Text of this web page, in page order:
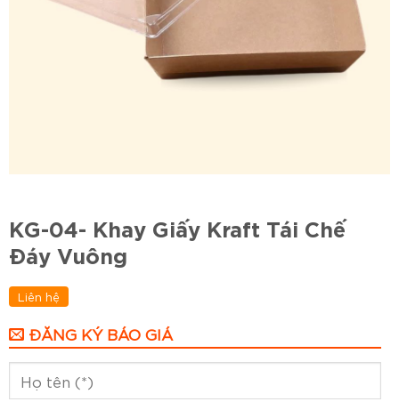
KG-04- Khay Giấy Kraft Tái Chế
Đáy Vuông
Liên hệ
ĐĂNG KÝ BÁO GIÁ